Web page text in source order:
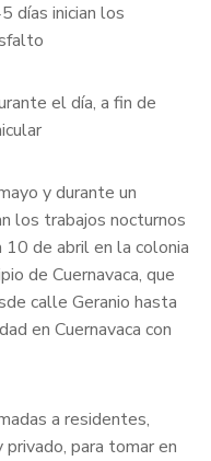
días inician los
el día, a fin de
y durante un
los trabajos nocturnos
de abril en la colonia
de Cuernavaca, que
calle Geranio hasta
en Cuernavaca con
a residentes,
para tomar en